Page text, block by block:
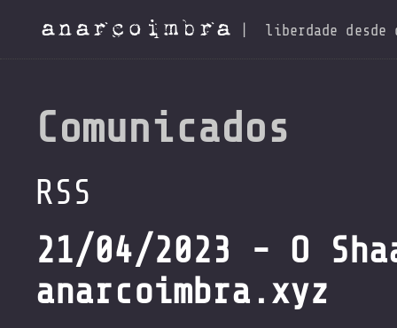
anarcoimbra liberdade desde
Comunicados
RSS
21/04/2023 - O
anarcoimbra.xyz